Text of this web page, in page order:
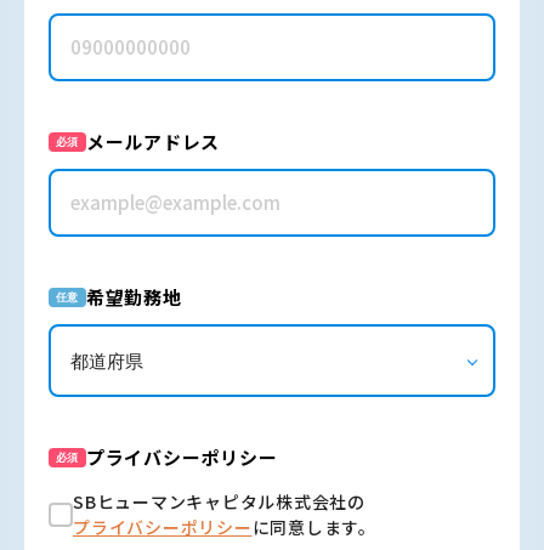
必須 メールアドレス
任意 希望勤務地
必須 プライバシーポリシー
SBヒューマンキャピタル株式会社の
プライバシーポリシーに同意します。